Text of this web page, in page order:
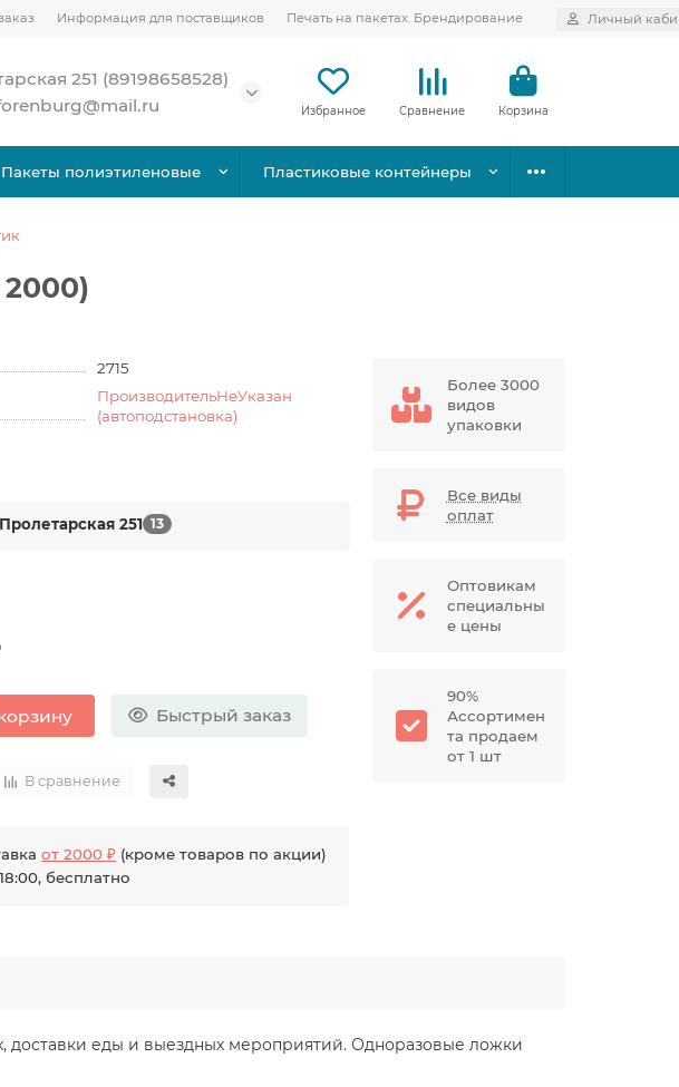
Информация для поставщиков Печать на пакетах. Брендирование Личный
251 (89198658528)
Избранное Сравнение Корзина
Пакеты полиэтиленовые Пластиковые контейнеры
2715
ПроизводительНеУказан
(автоподстановка)
251 13
Быстрый заказ
В сравнение
от 2000 ₽ (кроме товаров по акции)
бесплатно
Более 3000
видов
упаковки
Все виды
оплат
Оптовикам
специальны
е цены
90%
Ассортимен
та продаем
от 1 шт
доставки еды и выездных мероприятий. Одноразовые ложки